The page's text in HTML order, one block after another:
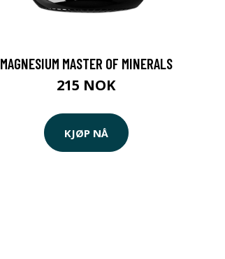
MAGNESIUM MASTER OF MINERALS
215 NOK
KJØP NÅ